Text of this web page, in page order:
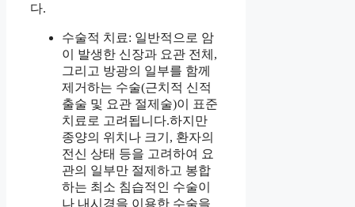
다.
수술적 치료: 일반적으로 암
이 발생한 신장과 요관 전체,
그리고 방광의 일부를 함께
제거하는 수술(근치적 신적
출술 및 요관 절제술)이 표준
치료로 고려됩니다.하지만
종양의 위치나 크기, 환자의
전신 상태 등을 고려하여 요
관의 일부만 절제하고 봉합
하는 최소 침습적인 수술이
나 내시경을 이용한 수술을